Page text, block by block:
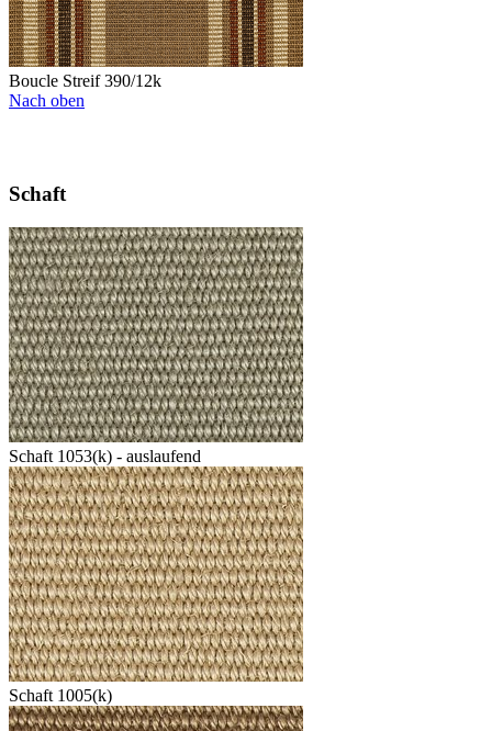
Boucle Streif 390/12k
Nach oben
Schaft
Schaft 1053(k) - auslaufend
Schaft 1005(k)